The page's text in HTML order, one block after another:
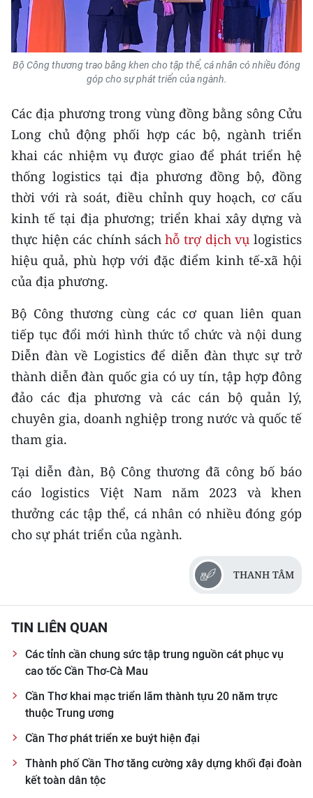
ENGLISH
中文
РУССКИЙ
ESPAÑOL
한국어
Bộ Công thương trao bằng khen cho tập thể, cá nhân có nhiều đóng
góp cho sự phát triển của ngành.
Các địa phương trong vùng đồng bằng sông Cửu
Long chủ động phối hợp các bộ, ngành triển
khai các nhiệm vụ được giao để phát triển hệ
thống logistics tại địa phương đồng bộ, đồng
thời với rà soát, điều chỉnh quy hoạch, cơ cấu
kinh tế tại địa phương; triển khai xây dựng và
thực hiện các chính sáchhỗ trợ dịch vụ logistics
hiệu quả, phù hợp với đặc điểm kinh tế-xã hội
của địa phương.
Bộ Công thương cùng các cơ quan liên quan
tiếp tục đổi mới hình thức tổ chức và nội dung
Diễn đàn về Logistics để diễn đàn thực sự trở
thành diễn đàn quốc gia có uy tín, tập hợp đông
đảo các địa phương và các cán bộ quản lý,
chuyên gia, doanh nghiệp trong nước và quốc tế
tham gia.
Tại diễn đàn, Bộ Công thương đã công bố báo
cáo logistics Việt Nam năm 2023 và khen
thưởng các tập thể, cá nhân có nhiều đóng góp
cho sự phát triển của ngành.
THANH TÂM
TIN LIÊN QUAN
Các tỉnh cần chung sức tập trung nguồn cát phục vụ
cao tốc Cần Thơ-Cà Mau
Cần Thơ khai mạc triển lãm thành tựu 20 năm trực
thuộc Trung ương
Cần Thơ phát triển xe buýt hiện đại
Thành phố Cần Thơ tăng cường xây dựng khối đại đoàn
kết toàn dân tộc